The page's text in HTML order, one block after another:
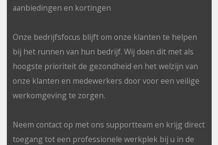
aanbiedingen en kortingen
Onze bedrijfsfocus blijft om onze klanten te helpen
bij het runnen van hun bedrijf. Wij doen dit met als
hoogste prioriteit de gezondheid en het welzijn van
onze klanten en medewerkers door voor een veilige
werkomgeving te zorgen.
Neem contact op met ons supportteam en krijg direct
toegang tot een professionele werkplek bij u in de